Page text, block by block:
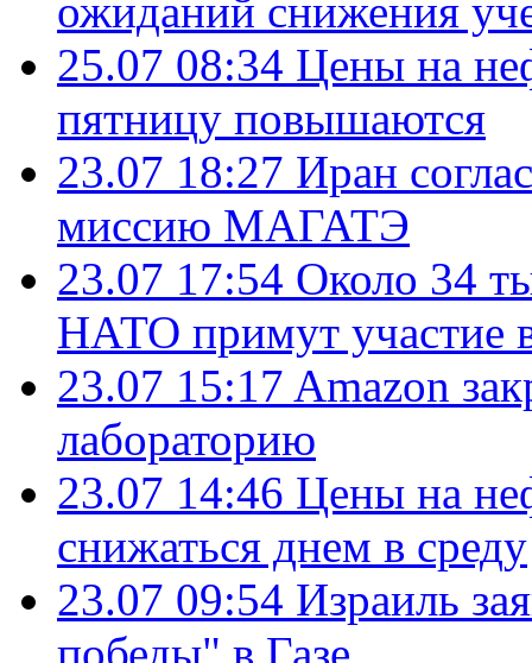
ожиданий снижения
25.07 08:34 Цены на
пятницу повышаются
23.07 18:27 Иран
миссию МАГАТЭ
23.07 17:54 Около 34
НАТО примут участие
23.07 15:17 Amazon
лабораторию
23.07 14:46 Цены на
снижаться днем в среду
23.07 09:54 Израиль
победы" в Газе